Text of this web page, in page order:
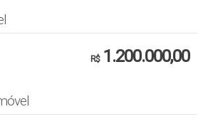
privativa de 130 m²;
R$1.200.000,00